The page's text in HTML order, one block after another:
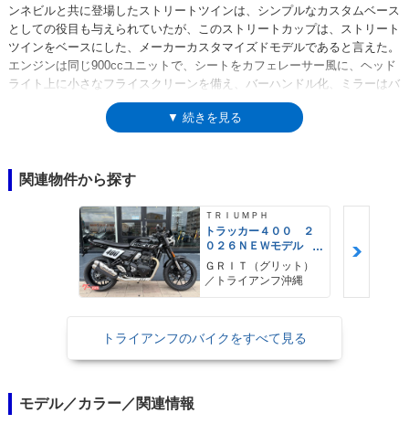
ンネビルと共に登場したストリートツインは、シンプルなカスタムベース
としての役目も与えられていたが、このストリートカップは、ストリート
ツインをベースにした、メーカーカスタマイズドモデルであると言えた。
エンジンは同じ900ccユニットで、シートをカフェレーサー風に、ヘッド
ライト上に小さなフライスクリーンを備え、バーハンドル化、ミラーはバ
ーエンドに取り付けられていた。また、リアサスは、ストリートカップ専
用に開発されたもの。サスユニットの全長はベースモデルよりも長くなっ
トラクションコントロールやABSを備えていた。シート下にはUSBポー
トも装備。
▼ 続きを見る
関連物件から探す
ＴＲＩＵＭＰＨ
トラッカー４００ ２
０２６ＮＥＷモデル
フラットトラック ト
ルクアシストクラッ
チ トラクションコン
ＧＲＩＴ（グリット）
／トライアンフ沖縄
トライアンフのバイクをすべて見る
モデル／カラー／関連情報